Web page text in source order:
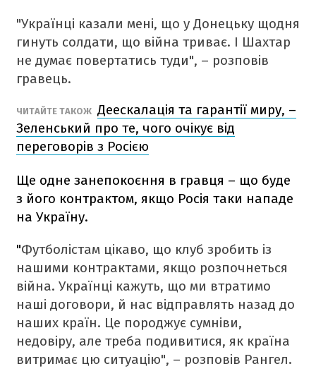
"Українці казали мені, що у Донецьку щодня
гинуть солдати, що війна триває. І Шахтар
не думає повертатись туди", – розповів
гравець.
ЧИТАЙТЕ ТАКОЖ Деескалація та гарантії миру, –
Зеленський про те, чого очікує від
переговорів з Росією
Ще одне занепокоєння в гравця – що буде
з його контрактом, якщо Росія таки нападе
на Україну.
"Футболістам цікаво, що клуб зробить із
нашими контрактами, якщо розпочнеться
війна. Українці кажуть, що ми втратимо
наші договори, й нас відправлять назад до
наших країн. Це породжує сумніви,
недовіру, але треба подивитися, як країна
витримає цю ситуацію", – розповів Рангел.